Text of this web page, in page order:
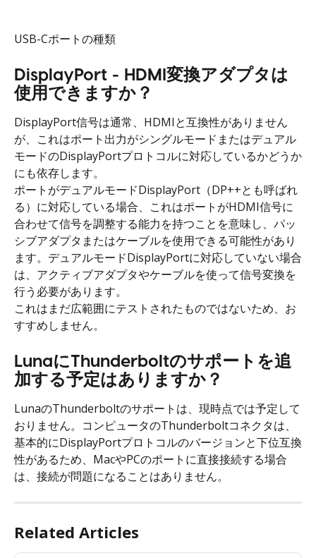
USB-Cポートの種類
DisplayPort - HDMI変換アダプタは
使用できますか？
DisplayPort信号は通常、HDMIと互換性がありません
が、これはポート出力がシングルモードまたはデュアル
モードのDisplayPortプロトコルに対応しているかどうか
にも依存します。
ポートがデュアルモードDisplayPort（DP++とも呼ばれ
る）に対応している場合、これはポートがHDMI信号に
合わせて信号を調整する能力を持つことを意味し、パッ
シブアダプタまたはケーブルを使用できる可能性があり
ます。デュアルモードDisplayPortに対応していない場合
は、アクティブアダプタやケーブルを使って信号変換を
行う必要があります。
これはまだ広範囲にテストされたものではないため、お
すすめしません。
LunaにThunderboltのサポートを追
加する予定はありますか？
LunaのThunderboltのサポートは、現時点では予定して
おりません。コンピュータのThunderboltコネクタは、
基本的にDisplayPortプロトコルのバージョンと下位互換
性があるため、MacやPCのポートに直接接続する場合
は、接続が問題になることはありません。
Related Articles